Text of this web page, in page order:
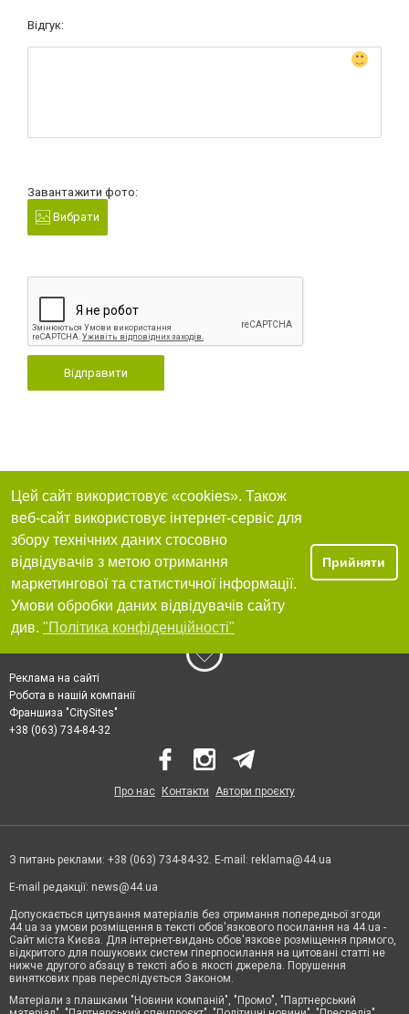
Відгук:
Завантажити фото:
Вибрати
Відправити
Цей сайт використовує «cookies». Також
веб-сайт використовує інтернет-сервіс для
збору технічних даних стосовно
відвідувачів з метою отримання
маркетингової та статистичної інформації.
Умови обробки даних відвідувачів сайту
див. "Політика конфіденційності"
Прийняти
Реклама на сайті
Робота в нашій компанії
Франшиза "CitySites"
+38 (063) 734-84-32
Про нас Контакти Автори проєкту
З питань реклами: +38 (063) 734-84-32. E-mail: reklama@44.ua
E-mail редакції: news@44.ua
Допускається цитування матеріалів без отримання попередньої згоди
44.ua за умови розміщення в тексті обов'язкового посилання на 44.ua -
Сайт міста Києва. Для інтернет-видань обов'язкове розміщення прямого,
відкритого для пошукових систем гіперпосилання на цитовані статті не
нижче другого абзацу в тексті або в якості джерела. Порушення
виняткових прав переслідується Законом.
Матеріали з плашками "Новини компаній", "Промо", "Партнерський